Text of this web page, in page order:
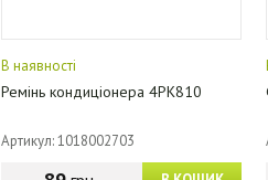
В наявності
Ремінь кондиціонера 4PK810
Артикул: 1018002703